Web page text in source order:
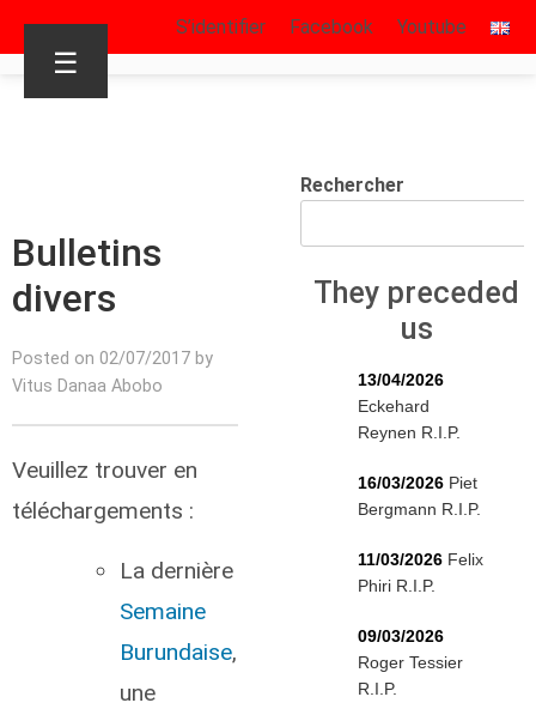
S’identifier Facebook Youtube
☰
Bulletins
divers
Posted on 02/07/2017 by
Vitus Danaa Abobo
Veuillez trouver en
téléchargements :
La dernière
Semaine
Burundaise,
une
Rechercher
They preceded
us
13/04/2026
Eckehard
Reynen R.I.P.
16/03/2026 Piet
Bergmann R.I.P.
11/03/2026 Felix
Phiri R.I.P.
09/03/2026
Roger Tessier
R.I.P.